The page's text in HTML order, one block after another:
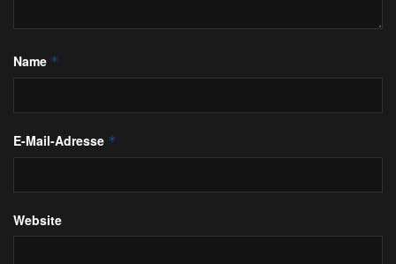
Name *
E-Mail-Adresse *
Website